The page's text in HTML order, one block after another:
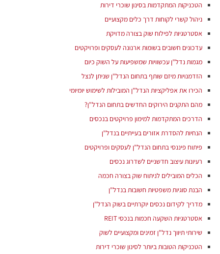
הטכניקות המתקדמות בסינון שוכרי דירות
ניהול קשרי לקוחות דרך כלים מקצועיים
אסטרטגיות לפילוח שוק בצורה מדויקת
עדכונים חשובים בשומות ארנונה לעסקים ופרויקטים
מגמות נדל"ן עכשוויות שמשפיעות על השוק כיום
הזדמנויות מיזם שותף בתחום הנדל"ן שניתן לנצל
הכירו את אפליקציות הנדל"ן המובילות לשימוש יומיומי
מהם התקנים הירוקים החדשים בתחום הנדל"ן?
הדרכים המתקדמות למימון פרויקטים בנכסים
הנחיות להסדרת אזורים בעייתיים בנדל"ן
פיתוח פיננסי בתחום הנדל"ן לעסקים ופרויקטים
רעיונות עיצוב חדשניים לשדרוג נכסים
הכלים המובילים לניתוח שוק בצורה חכמה
הבנת סוגיות משפטיות חשובות בנדל"ן
מדריך לקידום נכסים יוקרתיים בשוק הנדל"ן
אסטרטגיות השקעה חכמות בנכסי REIT
שירותי תיווך נדל"ן זמינים ומקצועיים לשוק
הטכניקות הטובות ביותר לסינון שוכרי דירות